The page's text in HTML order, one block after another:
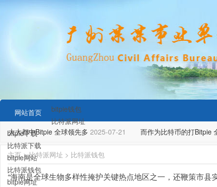
网站首页
bitpie钱包
比特派网址
bitpie下载
比特派下载
bitpie网站
比特派钱包
bitpie网址
大都中Bitpie 全球领先多 2025-07-21 而作为比特币的打Bitpie
主页>比特派网址 > 比特派钱包
“海南是全球生物多样性掩护关键热点地区之一，还鞭策市县